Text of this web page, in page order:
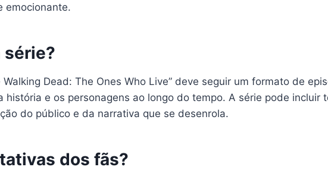
emocionante.
série?
Dead: The Ones Who Live” deve seguir um formato de
história e os personagens ao longo do tempo. A série pode incluir
do público e da narrativa que se desenrola.
dos fãs?